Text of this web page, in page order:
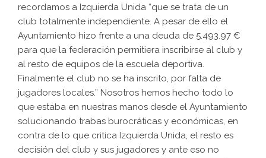
recordamos a Izquierda Unida “que se trata de un
club totalmente independiente. A pesar de ello el
Ayuntamiento hizo frente a una deuda de 5.493.97 €
para que la federación permitiera inscribirse al club y
al resto de equipos de la escuela deportiva.
Finalmente el club no se ha inscrito, por falta de
jugadores locales.” Nosotros hemos hecho todo lo
que estaba en nuestras manos desde el Ayuntamiento
solucionando trabas burocráticas y económicas, en
contra de lo que critica Izquierda Unida, el resto es
decisión del club y sus jugadores y ante eso no